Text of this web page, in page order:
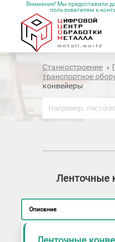
Внимание! Мы предоставили
пользователям к
Станкостроение ›
транспортное
конвейеры
Ленточные
Описание